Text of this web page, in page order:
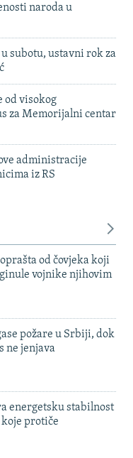
naroda u
subotu, ustavni rok za
od visokog
za Memorijalni centar
administracije
iz RS
od čovjeka koji
vojnike njihovim
požare u Srbiji, dok
ne jenjava
energetsku stabilnost
protiče